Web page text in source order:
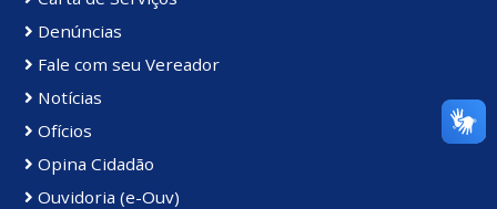
Denúncias
Fale com seu Vereador
Notícias
Ofícios
Opina Cidadão
Ouvidoria (e-Ouv)